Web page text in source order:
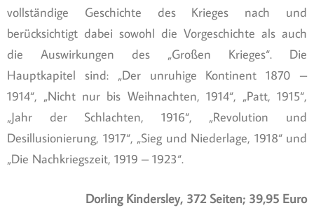
vollständige Geschichte des Krieges nach und
berücksichtigt dabei sowohl die Vorgeschichte als auch
die Auswirkungen des „Großen Krieges“. Die
Hauptkapitel sind: „Der unruhige Kontinent 1870 –
1914“, „Nicht nur bis Weihnachten, 1914“, „Patt, 1915“,
„Jahr der Schlachten, 1916“, „Revolution und
Desillusionierung, 1917“, „Sieg und Niederlage, 1918“ und
„Die Nachkriegszeit, 1919 – 1923“.
Dorling Kindersley, 372 Seiten; 39,95 Euro